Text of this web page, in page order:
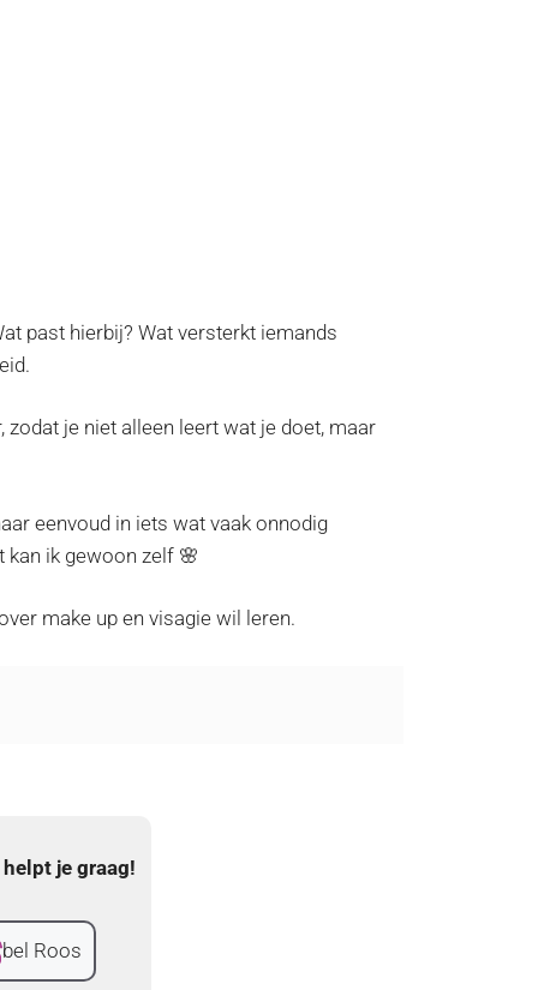
past hierbij? Wat versterkt iemands
je niet alleen leert wat je doet, maar
eenvoud in iets wat vaak onnodig
kan ik gewoon zelf 🌸
make up en visagie wil leren.
je graag!
bel Roos